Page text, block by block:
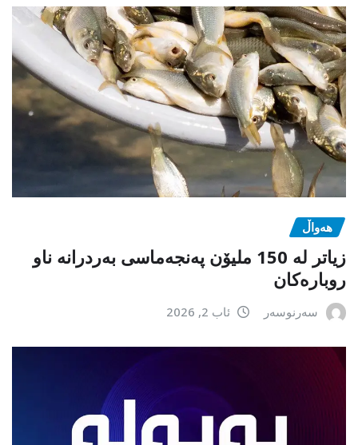
هەواڵ
زیاتر لە 150 ملیۆن پەنجەماسی بەردرانە ناو
روبارەکان
سەرنوسەر ئاب 2, 2026